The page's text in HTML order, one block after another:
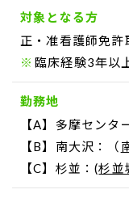
対象となる方
正・准看護師免許
臨床経験3年以
勤務地
【A】多摩センタ
【B】南大沢：（
【C】杉並：(杉並